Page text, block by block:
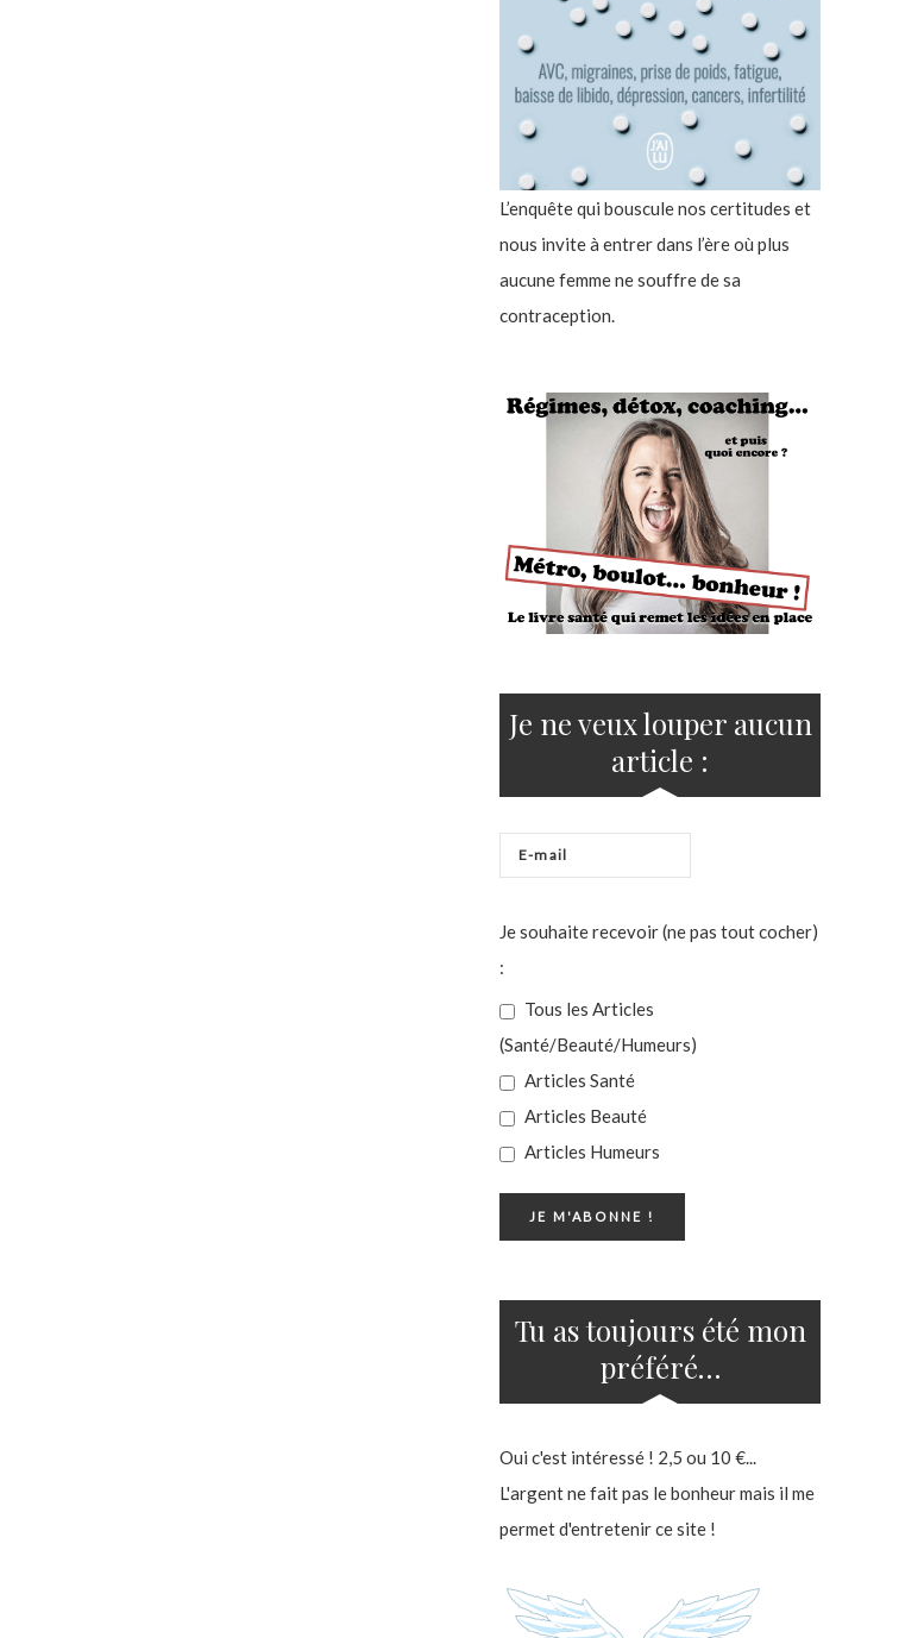
L’enquête qui bouscule nos certitudes et
nous invite à entrer dans l’ère où plus
aucune femme ne souffre de sa
contraception.
Je ne veux louper aucun
article :
Je souhaite recevoir (ne pas tout cocher)
:
Tous les Articles
(Santé/Beauté/Humeurs)
Articles Santé
Articles Beauté
Articles Humeurs
Tu as toujours été mon
préféré…
Oui c'est intéressé ! 2,5 ou 10 €...
L'argent ne fait pas le bonheur mais il me
permet d'entretenir ce site !